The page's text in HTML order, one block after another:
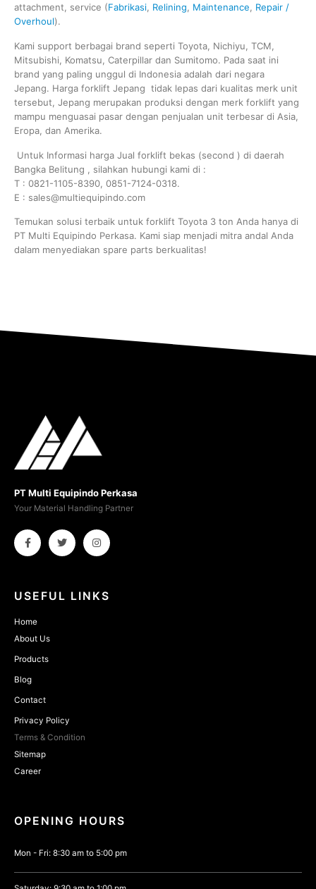
attachment, service (Fabrikasi Relining Maintenance
Repair /
Overhoul).
Kami support berbagai brand seperti Toyota, Nichiyu, TCM,
Mitsubishi, Komatsu, Caterpillar dan Sumitomo. Pada saat ini
brand yang paling unggul di Indonesia adalah dari negara
Jepang. Harga forklift Jepang tidak lepas dari kualitas merk unit
tersebut, Jepang merupakan produksi dengan merk forklift yang
mampu menguasai pasar dengan penjualan unit terbesar di Asia,
Eropa, dan Amerika.
Untuk Informasi harga Jual forklift bekas (second ) di daerah
Bangka Belitung , silahkan hubungi kami di :
T : 0821-1105-8390, 0851-7124-0318.
E : sales@multiequipindo.com
Temukan solusi terbaik untuk forklift Toyota 3 ton Anda hanya di
PT Multi Equipindo Perkasa. Kami siap menjadi mitra andal Anda
dalam menyediakan spare parts berkualitas!
PT Multi Equipindo Perkasa
Your Material Handling Partner
USEFUL LINKS
Home
About Us
Products
Blog
Contact
Privacy Policy
Terms & Condition
Sitemap
Career
OPENING HOURS
Mon - Fri: 8:30 am to 5:00 pm